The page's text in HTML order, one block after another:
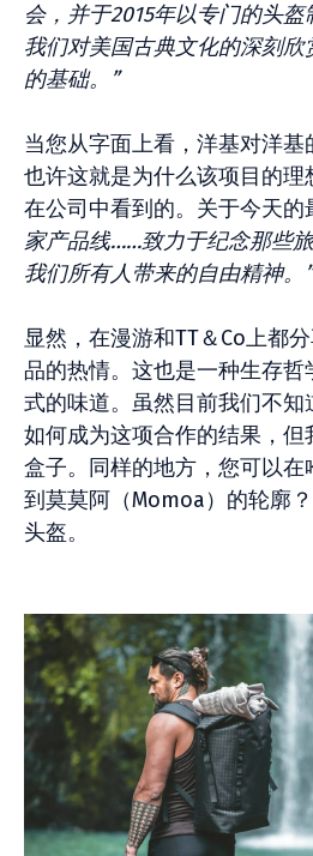
会，并于2015年以专门的头盔
我们对美国古典文化的深刻
的基础。”
当您从字面上看，洋基对洋基
也许这就是为什么该项目的理
在公司中看到的。关于今天的
家产品线……致力于纪念那些
我们所有人带来的自由精神。”
显然，在漫游和TT＆Co上都
品的热情。这也是一种生存
式的味道。虽然目前我们不
如何成为这项合作的结果，但
盒子。同样的地方，您可以
到莫莫阿（Momoa）的轮廓
头盔。